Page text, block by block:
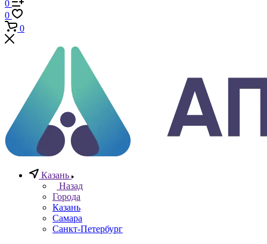
Телефоны
+7 (812) 640-40-13
8 800 777 20 78
+7 965 786 38 77
Заказать звонок
0